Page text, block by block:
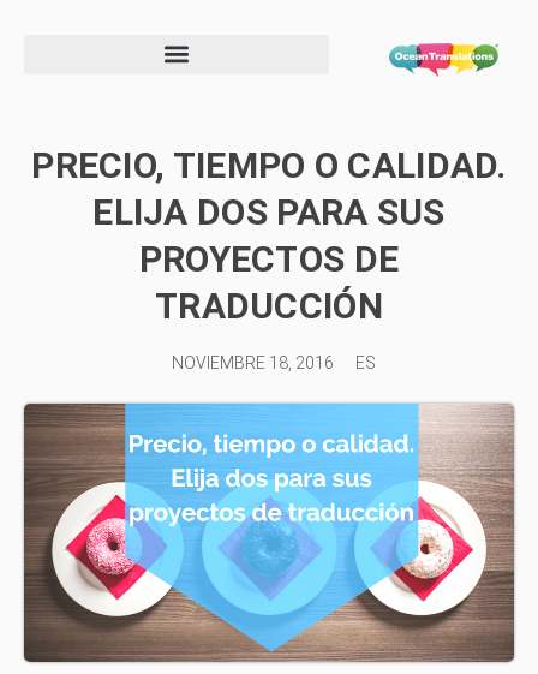
PRECIO, TIEMPO O CALIDAD.
ELIJA DOS PARA SUS
PROYECTOS DE
TRADUCCIÓN
NOVIEMBRE 18, 2016 ES